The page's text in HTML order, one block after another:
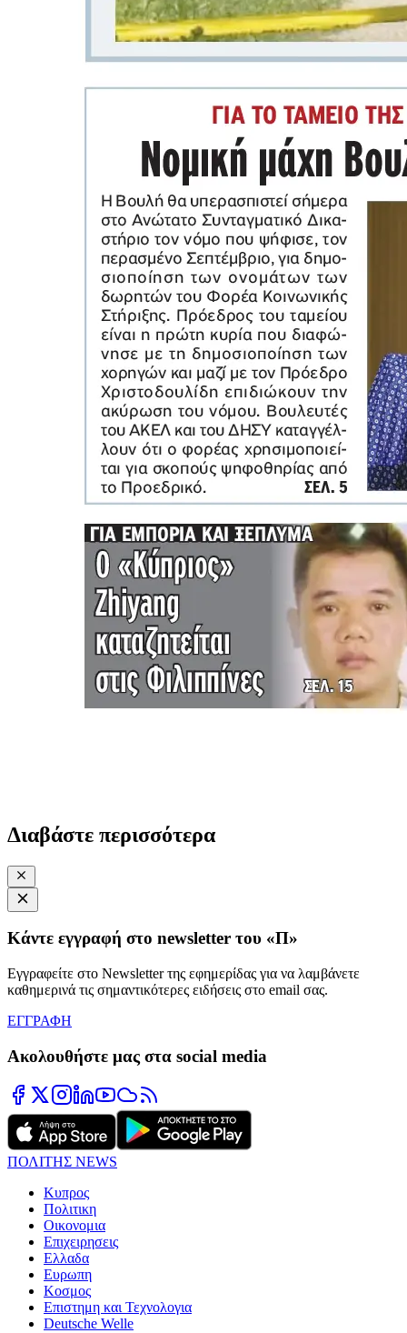
Διαβάστε περισσότερα
Κάντε εγγραφή στο newsletter του «Π»
Εγγραφείτε στο Newsletter της εφημερίδας για να λαμβάνετε
καθημερινά τις σημαντικότερες ειδήσεις στο email σας.
ΕΓΓΡΑΦΗ
Ακολουθήστε μας στα social media
ΠΟΛΙΤΗΣ NEWS
Κυπρος
Πολιτικη
Οικονομια
Επιχειρησεις
Ελλαδα
Ευρωπη
Κοσμος
Επιστημη και Τεχνολογια
Deutsche Welle